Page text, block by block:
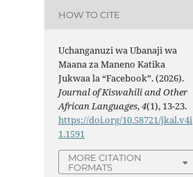
HOW TO CITE
Uchanganuzi wa Ubanaji wa
Maana za Maneno Katika
Jukwaa la “Facebook”. (2026).
Journal of Kiswahili and Other
African Languages,4(1), 13-23.
https://doi.org/10.58721/jkal.v4i
1.1591
MORE CITATION
FORMATS